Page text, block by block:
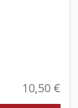
10,50 €